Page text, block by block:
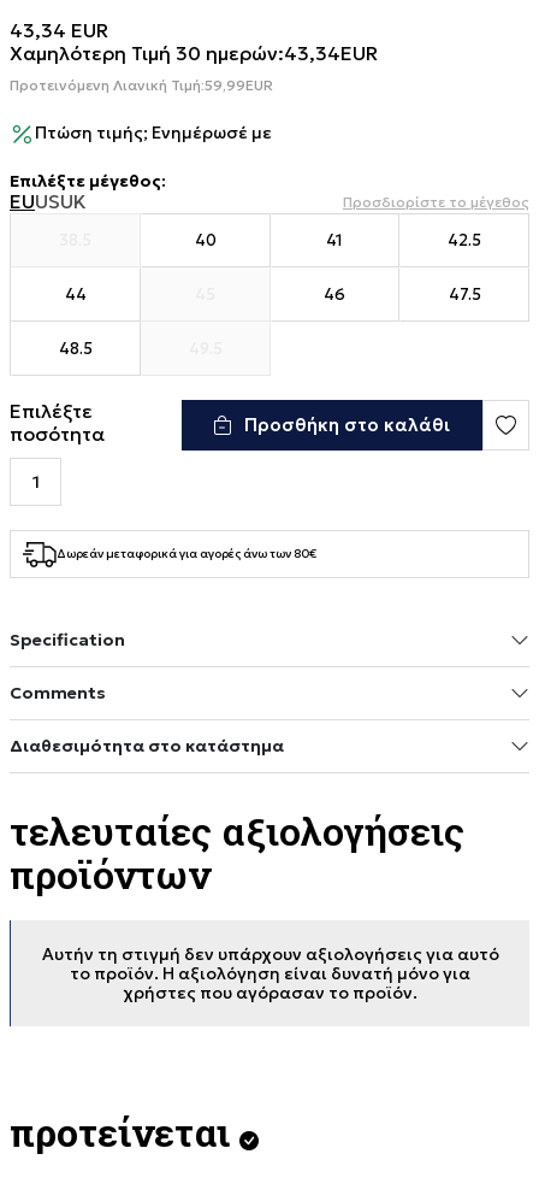
43,34 EUR
Χαμηλότερη Τιμή 30 ημερών:43,34EUR
Προτεινόμενη Λιανική Τιμή:59,99EUR
Πτώση τιμής; Ενημέρωσέ με
Επιλέξτε μέγεθος:
EUUSUK Προσδιορίστε το μέγεθος
40 41 42.5
44 46 47.5
48.5
Επιλέξτε
ποσότητα
Προσθήκη στο καλάθι
Δωρεάν μεταφορικά για αγορές άνω των 80€
Specification
Comments
Διαθεσιμότητα στο κατάστημα
τελευταίες αξιολογήσεις
προϊόντων
Αυτήν τη στιγμή δεν υπάρχουν αξιολογήσεις για αυτό
το προϊόν. Η αξιολόγηση είναι δυνατή μόνο για
χρήστες που αγόρασαν το προϊόν.
προτείνεται